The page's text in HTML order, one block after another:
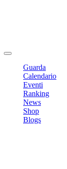
Guarda
Calendario
Eventi
Ranking
News
Shop
Blogs